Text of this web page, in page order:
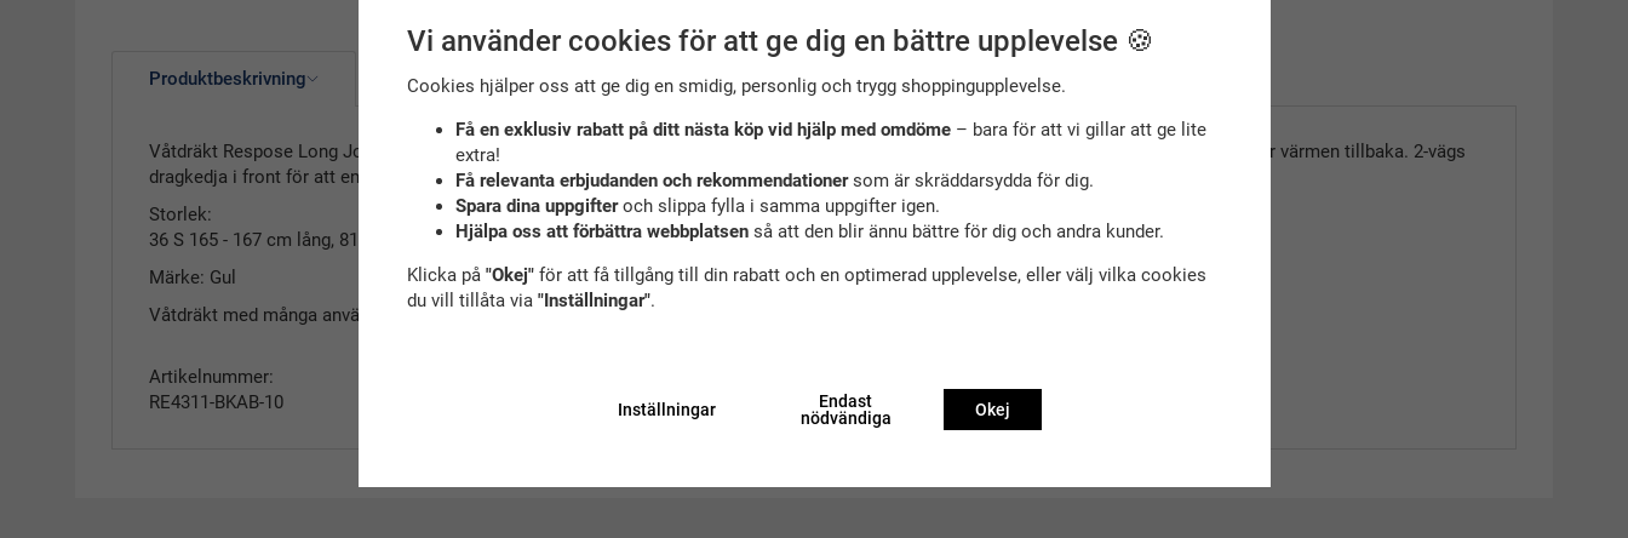
Produktbeskrivning
Våtdräkt Respose Long John från GUL är den perfekta sommarvåtdräkten när man behöver lite extra värme. Titanium2 lager som reflekterar värmen tillbaka. 2-vägs
dragkedja i front för att enkelt komma i och ur dräkten. X-flex super stretch neopren över axelpartierna för bästa komfort.
Storlek:
36 S 165 - 167 cm lång, 81 - 86 cm bröst, 61 - 66 cm midja
Märke: Gul
Våtdräkt med många anvädningsområden, simining, fiske, vattenskoter, segling och mycket mer!
Artikelnummer:
RE4311-BKAB-10
Vi använder cookies för att ge dig en bättre upplevelse 🍪
Cookies hjälper oss att ge dig en smidig, personlig och trygg shoppingupplevelse.
Få en exklusiv rabatt på ditt nästa köp vid hjälp med omdöme– bara för att vi gillar att ge lite
extra!
Få relevanta erbjudanden och rekommendationersom är skräddarsydda för dig.
Spara dina uppgifteroch slippa fylla i samma uppgifter igen.
Hjälpa oss att förbättra webbplatsenså att den blir ännu bättre för dig och andra kunder.
Klicka på "Okej"för att få tillgång till din rabatt och en optimerad upplevelse, eller välj vilka cookies
du vill tillåta via "Inställningar".
Inställningar
Endast
nödvändiga
Okej